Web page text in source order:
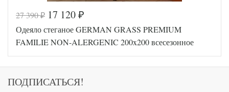
Код товара
517-998
Артикул
GG-122140
Ширина х
Длина
200х220
(евро)
Сезонность
Всесезонное
Наполнитель
Хлопок
Ткань
Сатин
27 390₽ 17 120 ₽
Одеяло стеганое GERMAN GRASS PREMIUM
FAMILIE NON-ALERGENIC 200x200 всесезонное
ПОДПИСАТЬСЯ!